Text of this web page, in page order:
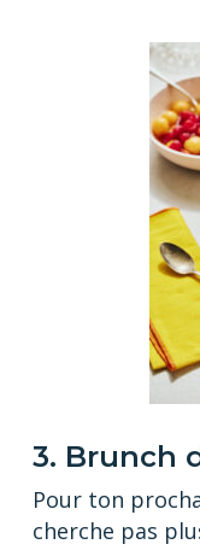
3. Brunch
Pour ton
cherche pas